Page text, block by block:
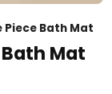
Piece Bath Mat
Mat